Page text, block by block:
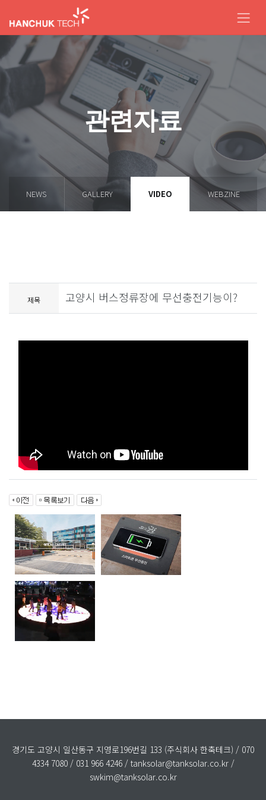
관련자료
NEWS GALLERY VIDEO WEBZINE
제목 고양시 버스정류장에 무선충전기능이?
경기도 고양시 일산동구 지영로196번길 133 (주식회사 한축테크) / 070
4334 7080 / 031 966 4246 / tanksolar@tanksolar.co.kr /
swkim@tanksolar.co.kr